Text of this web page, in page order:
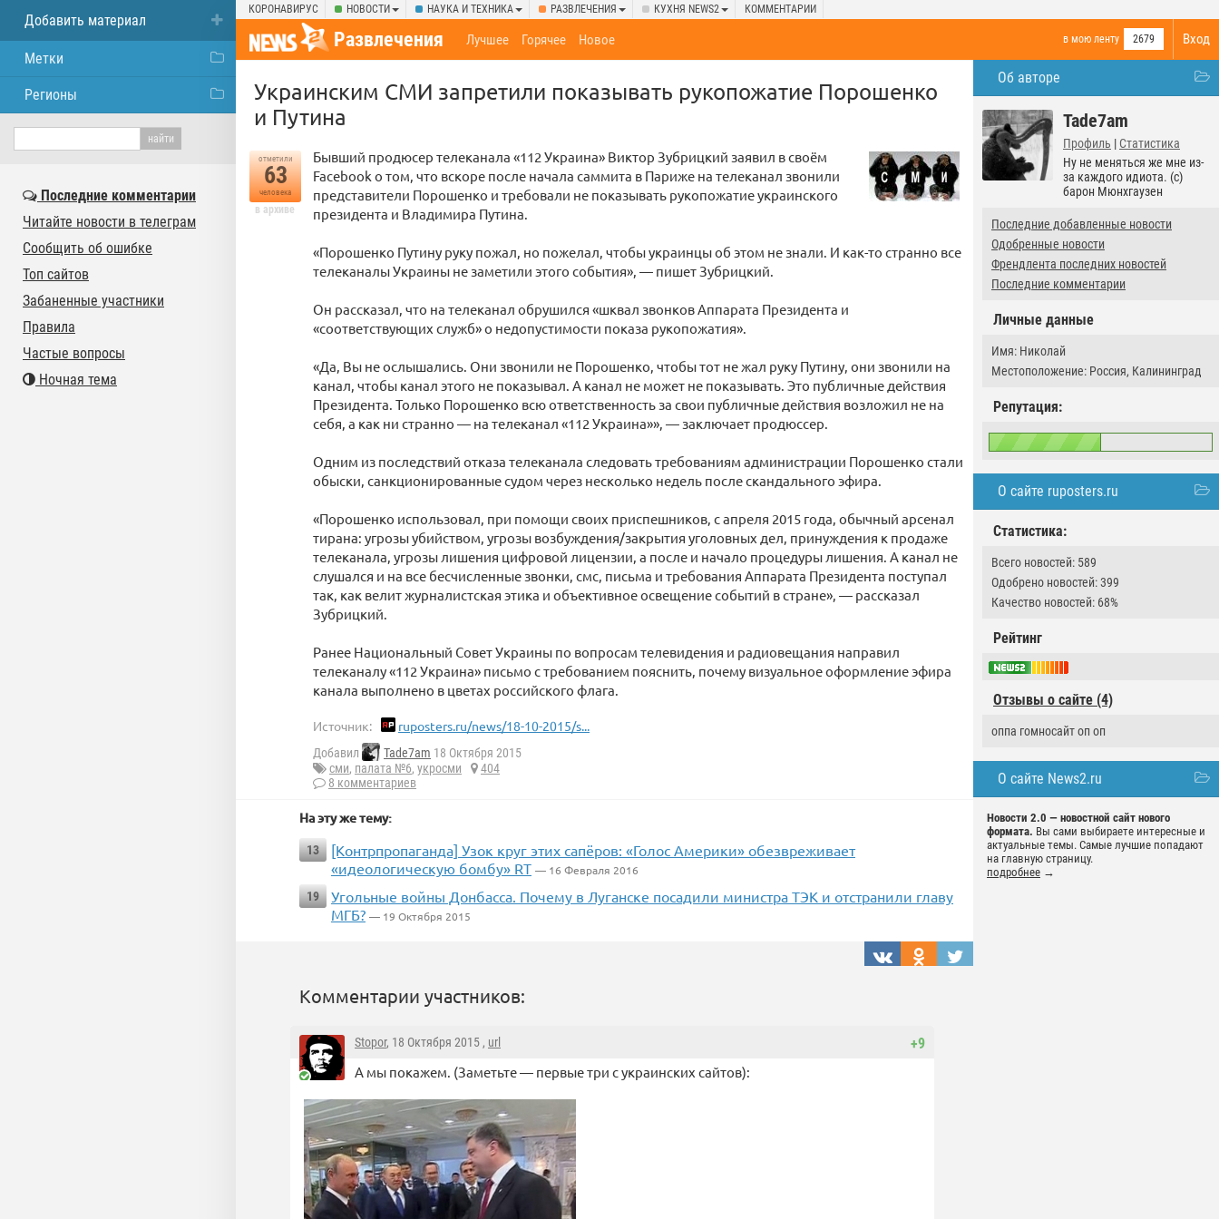
КОРОНАВИРУС НОВОСТИ НАУКА И ТЕХНИКА РАЗВЛЕЧЕНИЯ КУХНЯ NEWS2 КОММЕНТАРИИ
Вход
Развлечения в мою ленту 2679
Лучшее Горячее Новое
Об авторе
Tade7am
Профиль | Статистика
Ну не меняться же мне из-
за каждого идиота. (с)
барон Мюнхгаузен
Последние добавленные новости
Одобренные новости
Френдлента последних новостей
Последние комментарии
Личные данные
Имя: Николай
Местоположение: Россия, Калининград
Репутация:
О сайте ruposters.ru
Статистика:
Всего новостей: 589
Одобрено новостей: 399
Качество новостей: 68%
Рейтинг
Отзывы о сайте (4)
оппа гомносайт оп оп
О сайте News2.ru
Новости 2.0 — новостной сайт нового
формата. Вы сами выбираете интересные и
актуальные темы. Самые лучшие попадают
на главную страницу.
подробнее →
Украинским СМИ запретили показывать рукопожатие Порошенко
и Путина
отметили
63
человека
в архиве
Бывший продюсер телеканала «112 Украина» Виктор Зубрицкий заявил в своём
Facebook о том, что вскоре после начала саммита в Париже на телеканал звонили
представители Порошенко и требовали не показывать рукопожатие украинского
президента и Владимира Путина.
«Порошенко Путину руку пожал, но пожелал, чтобы украинцы об этом не знали. И как-то странно все
телеканалы Украины не заметили этого события», — пишет Зубрицкий.
Он рассказал, что на телеканал обрушился «шквал звонков Аппарата Президента и
«соответствующих служб» о недопустимости показа рукопожатия».
«Да, Вы не ослышались. Они звонили не Порошенко, чтобы тот не жал руку Путину, они звонили на
канал, чтобы канал этого не показывал. А канал не может не показывать. Это публичные действия
Президента. Только Порошенко всю ответственность за свои публичные действия возложил не на
себя, а как ни странно — на телеканал «112 Украина»», — заключает продюссер.
Одним из последствий отказа телеканала следовать требованиям администрации Порошенко стали
обыски, санкционированные судом через несколько недель после скандального эфира.
«Порошенко использовал, при помощи своих приспешников, с апреля 2015 года, обычный арсенал
тирана: угрозы убийством, угрозы возбуждения/закрытия уголовных дел, принуждения к продаже
телеканала, угрозы лишения цифровой лицензии, а после и начало процедуры лишения. А канал не
слушался и на все бесчисленные звонки, смс, письма и требования Аппарата Президента поступал
так, как велит журналистская этика и объективное освещение событий в стране», — рассказал
Зубрицкий.
Ранее Национальный Совет Украины по вопросам телевидения и радиовещания направил
телеканалу «112 Украина» письмо с требованием пояснить, почему визуальное оформление эфира
канала выполнено в цветах российского флага.
Источник: ruposters.ru/news/18-10-2015/s...
Добавил Tade7am 18 Октября 2015
сми, палата №6, укросми
404
8 комментариев
На эту же тему:
13
[Контрпропаганда] Узок круг этих сапёров: «Голос Америки» обезвреживает
«идеологическую бомбу» RT — 16 Февраля 2016
19
Угольные войны Донбасса. Почему в Луганске посадили министра ТЭК и отстранили главу
МГБ? — 19 Октября 2015
Комментарии участников:
+9
Stopor, 18 Октября 2015 , url
А мы покажем. (Заметьте — первые три с украинских сайтов):
Добавить материал
Метки
Регионы
Последние комментарии
Читайте новости в телеграм
Сообщить об ошибке
Топ сайтов
Забаненные участники
Правила
Частые вопросы
Ночная тема